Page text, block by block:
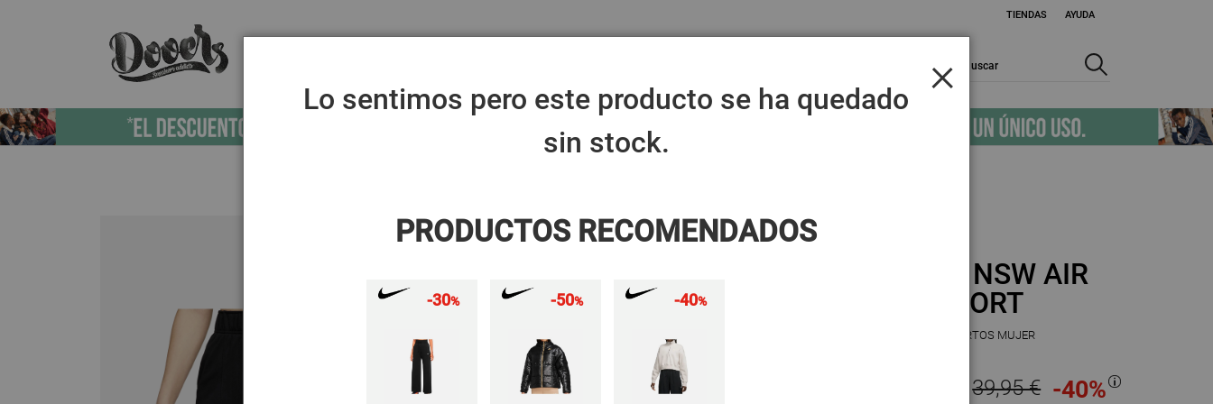
TIENDAS AYUDA
Nike W NSW AIR
FLC SHORT
PANTALONES CORTOS MUJER
39,95 € -40%
×
Lo sentimos pero este producto se ha quedado
sin stock.
PRODUCTOS RECOMENDADOS
-30% -50% -40%